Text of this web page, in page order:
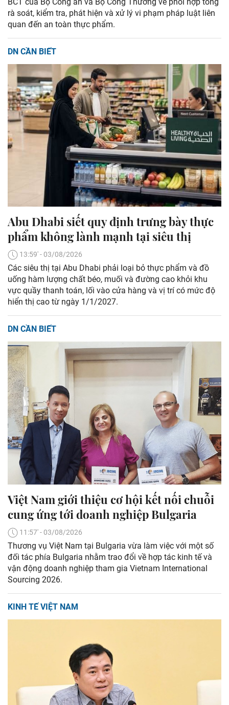
rà soát, kiểm tra, phát hiện và xử lý vi phạm pháp luật liên
quan đến an toàn thực phẩm.
DN CẦN BIẾT
Abu Dhabi siết quy định trưng bày thực
phẩm không lành mạnh tại siêu thị
13:59' - 03/08/2026
Các siêu thị tại Abu Dhabi phải loại bỏ thực phẩm và đồ
uống hàm lượng chất béo, muối và đường cao khỏi khu
vực quầy thanh toán, lối vào cửa hàng và vị trí có mức độ
hiển thị cao từ ngày 1/1/2027.
DN CẦN BIẾT
Việt Nam giới thiệu cơ hội kết nối chuỗi
cung ứng tới doanh nghiệp Bulgaria
11:57' - 03/08/2026
Thương vụ Việt Nam tại Bulgaria vừa làm việc với một số
đối tác phía Bulgaria nhằm trao đổi về hợp tác kinh tế và
vận động doanh nghiệp tham gia Vietnam International
Sourcing 2026.
KINH TẾ VIỆT NAM